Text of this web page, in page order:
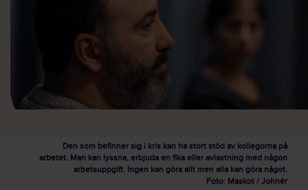
Den som befinner sig i kris kan ha stort stöd av kollegorna på
arbetet. Man kan lyssna, erbjuda en fika eller avlastning med någon
arbetsuppgift. Ingen kan göra allt men alla kan göra något.
Foto: Maskot / Johnér